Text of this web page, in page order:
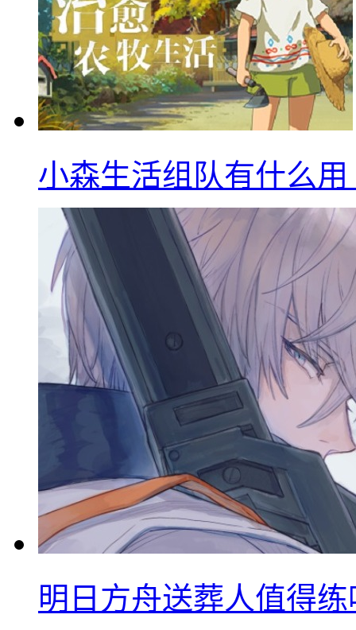
小森生活组队有什么
明日方舟送葬人值得